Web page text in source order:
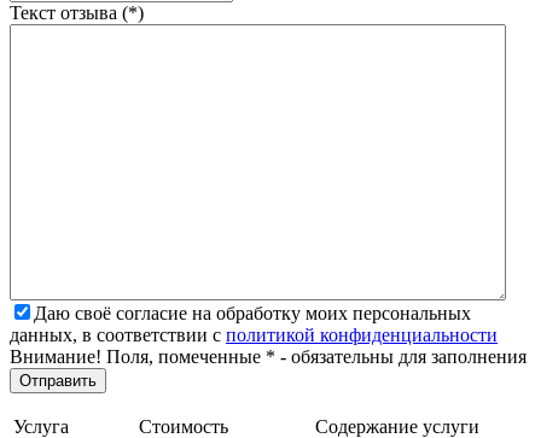
Текст отзыва (*)
Даю своё согласие на обработку моих персональных
данных, в соответствии с политикой конфиденциальности
Внимание! Поля, помеченные * - обязательны для заполнения
Услуга Стоимость Содержание услуги